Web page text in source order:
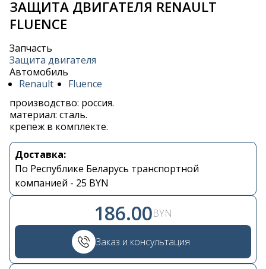
ЗАЩИТА ДВИГАТЕЛЯ RENAULT
FLUENCE
Запчасть
Защита двигателя
Автомобиль
Renault
Fluence
производство: россия.
материал: сталь.
крепеж в комплекте.
Доставка:
По Республике Беларусь транспортной
компанией - 25 BYN
186.00BYN
Заказ и консультация
Контакты
+375 29 870 15 80
Viber